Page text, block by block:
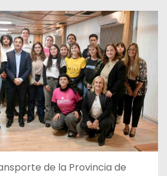
de la Provincia de